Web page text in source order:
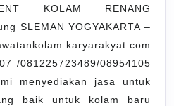
DI
Bandung
SLEMAN
KOLAM RENANG
SLEMAN YOGYAKARTA –
/081225723489/08954105
menyediakan jasa untuk
baik untuk kolam baru